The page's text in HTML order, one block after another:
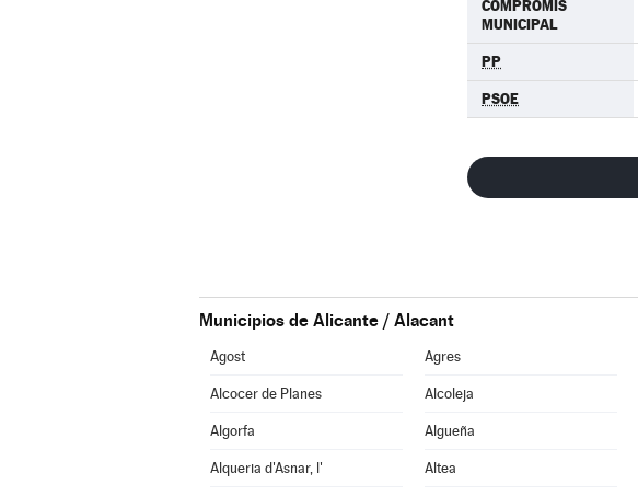
COMPROMIS
MUNICIPAL
PP
PSOE
Municipios de Alicante / Alacant
Agost Agres
Alcocer de Planes Alcoleja
Algorfa Algueña
Alqueria d'Asnar, l' Altea